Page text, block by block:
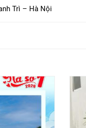
Trì – Hà Nội